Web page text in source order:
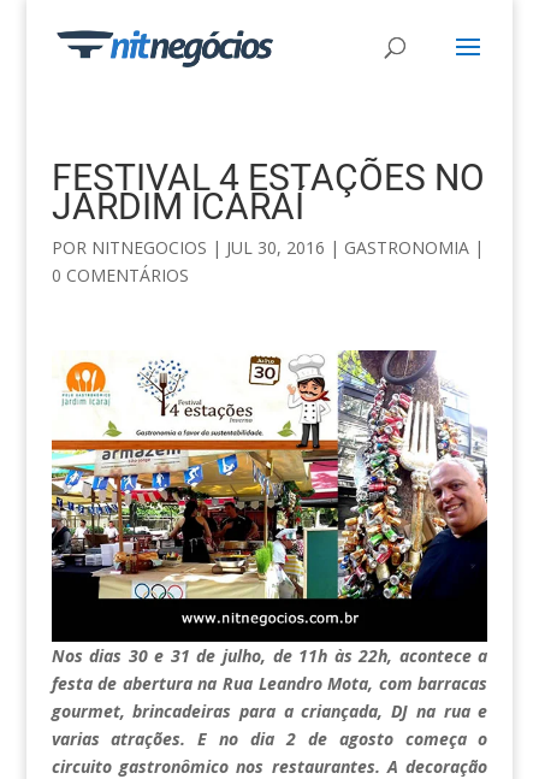
FESTIVAL 4 ESTAÇÕES NO
JARDIM ICARAÍ
POR NITNEGOCIOS | JUL 30, 2016 | GASTRONOMIA|
0 COMENTÁRIOS
Nos dias 30 e 31 de julho, de 11h às 22h, acontece a
festa de abertura na Rua Leandro Mota, com barracas
gourmet, brincadeiras para a criançada, DJ na rua e
varias atrações. E no dia 2 de agosto começa o
circuito gastronômico nos restaurantes. A decoração